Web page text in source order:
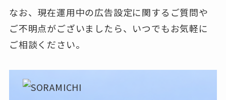
なお、現在運用中の広告設定に関するご質問や
ご不明点がございましたら、いつでもお気軽に
ご相談ください。